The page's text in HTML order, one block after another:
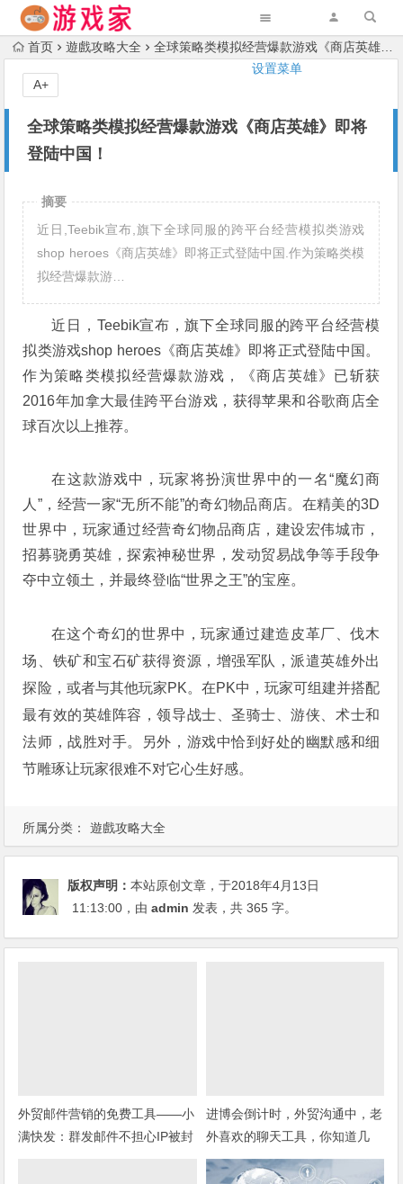
设置菜单
首页 遊戲攻略大全 全球策略类模拟经营爆款游戏《商店英雄》即将登陆中国！
全球策略类模拟经营爆款游戏《商店英雄》即将
登陆中国！
A+
所属分类： 遊戲攻略大全
摘要
近日,Teebik宣布,旗下全球同服的跨平台经营模拟类游戏
shop heroes《商店英雄》即将正式登陆中国.作为策略类模
拟经营爆款游…
近日，Teebik宣布，旗下全球同服的跨平台经营模
拟类游戏shop heroes《商店英雄》即将正式登陆中国。
作为策略类模拟经营爆款游戏，《商店英雄》已斩获
2016年加拿大最佳跨平台游戏，获得苹果和谷歌商店全
球百次以上推荐。
在这款游戏中，玩家将扮演世界中的一名“魔幻商
人”，经营一家“无所不能”的奇幻物品商店。在精美的3D
世界中，玩家通过经营奇幻物品商店，建设宏伟城市，
招募骁勇英雄，探索神秘世界，发动贸易战争等手段争
夺中立领土，并最终登临“世界之王”的宝座。
在这个奇幻的世界中，玩家通过建造皮革厂、伐木
场、铁矿和宝石矿获得资源，增强军队，派遣英雄外出
探险，或者与其他玩家PK。在PK中，玩家可组建并搭配
最有效的英雄阵容，领导战士、圣骑士、游侠、术士和
法师，战胜对手。另外，游戏中恰到好处的幽默感和细
节雕琢让玩家很难不对它心生好感。
版权声明：本站原创文章，于2018年4月13日
11:13:00 ，由admin 发表，共 365 字。
外贸邮件营销的免费工具——小
满快发：群发邮件不担心IP被封
进博会倒计时，外贸沟通中，老
外喜欢的聊天工具，你知道几
种？